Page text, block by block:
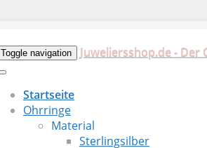
Toggle navigation Juweliersshop.de - Der
Startseite
Ohrringe
Material
Sterlingsilber